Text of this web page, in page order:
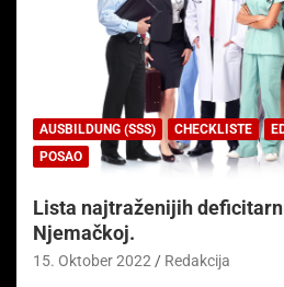
AUSBILDUNG (SSS) CHECKLISTE
POSAO
Lista najtraženijih
Njemačkoj.
15. Oktober 2022 Redakcija